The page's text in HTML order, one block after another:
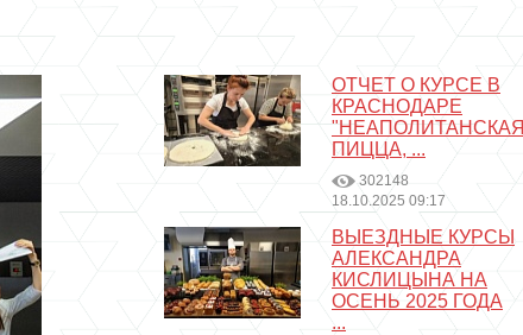
ОТЧЕТ О КУРСЕ В
КРАСНОДАРЕ
"НЕАПОЛИТАНСКАЯ
ПИЦЦА, ...
302148
18.10.2025 09:17
ВЫЕЗДНЫЕ КУРСЫ
АЛЕКСАНДРА
КИСЛИЦЫНА НА
ОСЕНЬ 2025 ГОДА
...